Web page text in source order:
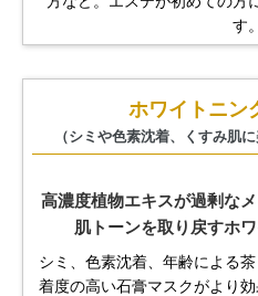
す。
ホワイトニン
（シミや色素沈着、くすみ肌
高濃度植物エキスが過剰なメ
肌トーンを取り戻すホ
シミ、色素沈着、年齢による
着度の高い石膏マスクがより